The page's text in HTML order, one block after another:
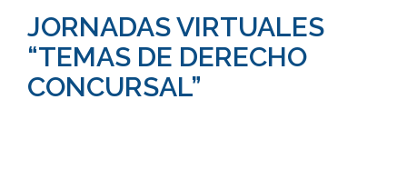
JORNADAS VIRTUALES
“TEMAS DE DERECHO
CONCURSAL”